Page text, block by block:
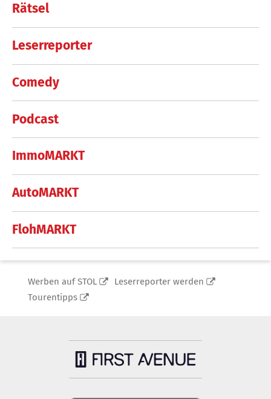
Rätsel
Leserreporter
Comedy
Podcast
ImmoMARKT
AutoMARKT
FlohMARKT
Werben auf STOL
Leserreporter werden
Tourentipps